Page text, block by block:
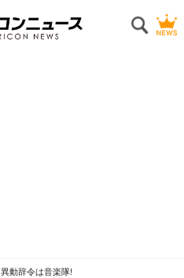
異動辞令は音楽隊!